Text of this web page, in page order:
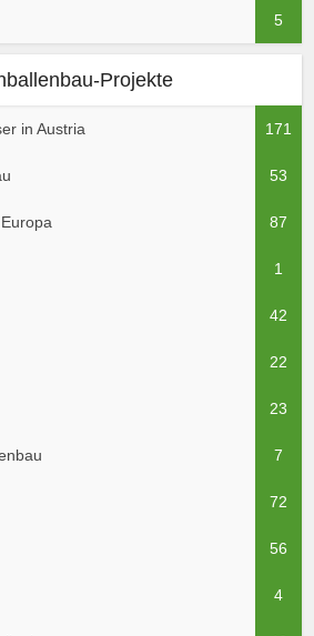
5
Projekte
in Austria 171
53
87
1
42
22
23
7
72
56
4